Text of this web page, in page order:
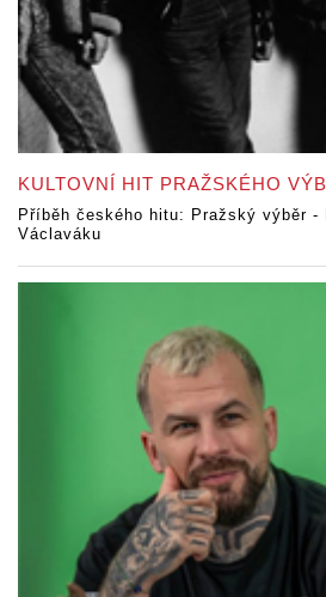
KULTOVNÍ HIT PRAŽSKÉHO
Příběh českého hitu: Pražský výběr -
Václaváku